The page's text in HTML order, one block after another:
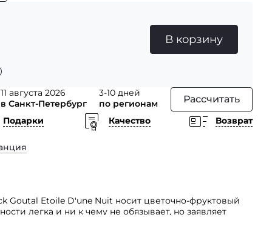
В корзину
11 августа 2026
в Санкт-Петербург
3-10 дней
по регионам
Рассчитать
Подарки Качество
Возврат
Goutal Etoile D'une Nuit носит цветочно-фруктовый
легка и ни к чему не обязывает, но заявляет